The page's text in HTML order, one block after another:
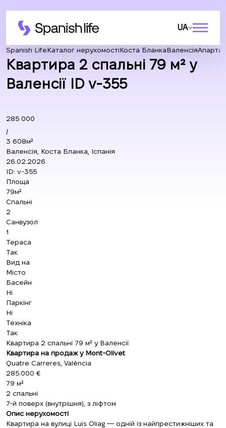
UA
Spanish LifeКаталог нерухомостіКоста БланкаВаленсія
Квартира 2 спальні 79 м² у
Валенсії ID v-355
285 000
/
3 608м²
Валенсія, Коста Бланка, Іспанія
26.02.2026
ID: v-355
Площа
79м²
Спальні
2
Санвузол
1
Тераса
Так
Вид на
Місто
Басейн
Ні
Паркінг
Ні
Техніка
Так
Квартира 2 спальні 79 м² у Валенсії
Квартира на продаж у Mont-Olivet
Quatre Carreres, València
285.000 €
79 м²
2 спальні
7-й поверх (внутрішня), з ліфтом
Опис нерухомості
Квартира на вулиці Luis Oliag — одній із найпрестижніших та